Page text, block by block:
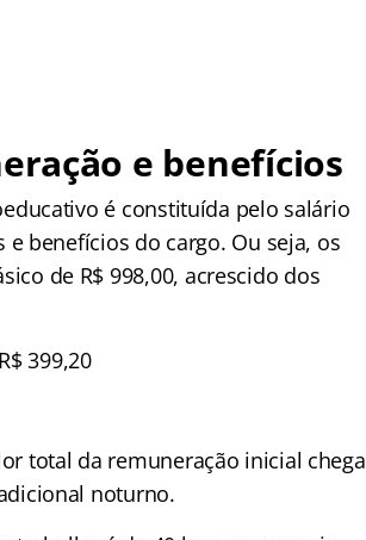
e benefícios
é constituída pelo salário
benefícios do cargo. Ou seja, os
de R$ 998,00, acrescido dos
399,20
total da remuneração inicial chega
noturno.